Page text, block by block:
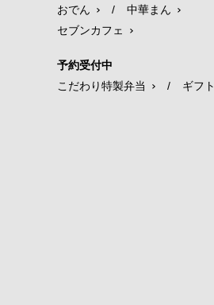
おでん
/
中華まん
セブンカフェ
予約受付中
こだわり特製弁当
/ ギフト